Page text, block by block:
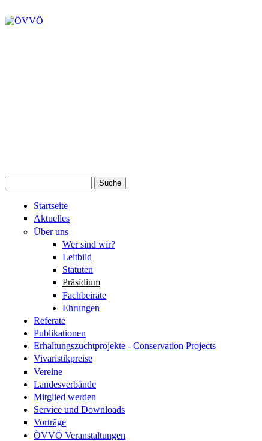
Startseite
Aktuelles
Über uns
Wer sind wir?
Leitbild
Statuten
Präsidium
Fachbeiräte
Ehrungen
Referate
Publikationen
Erhaltungszuchtprojekte - Conservation Projects
Vivaristikpreise
Vereine
Landesverbände
Mitglied werden
Service und Downloads
Vorträge
ÖVVÖ Veranstaltungen